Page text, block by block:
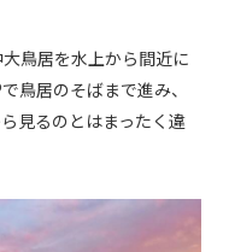
鳥居を水上から間近に
鳥居のそばまで進み、
見るのとはまったく違